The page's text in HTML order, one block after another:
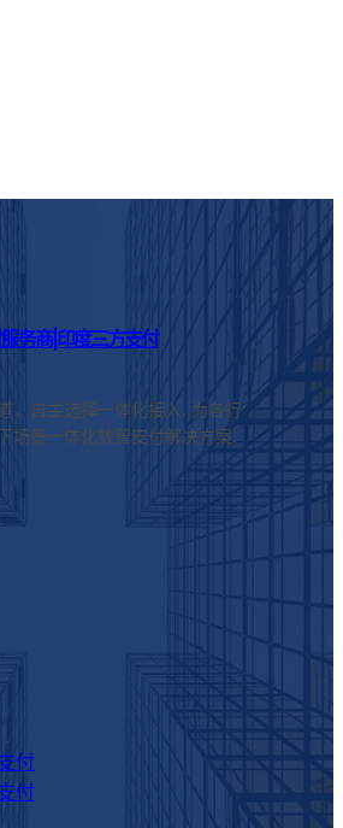
务商|印度三方支付
，自主选择一体化接入. 为各行
场景一体化数智支付解决方案.
付
付